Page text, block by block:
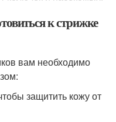
к стрижке
вам необходимо
защитить кожу от